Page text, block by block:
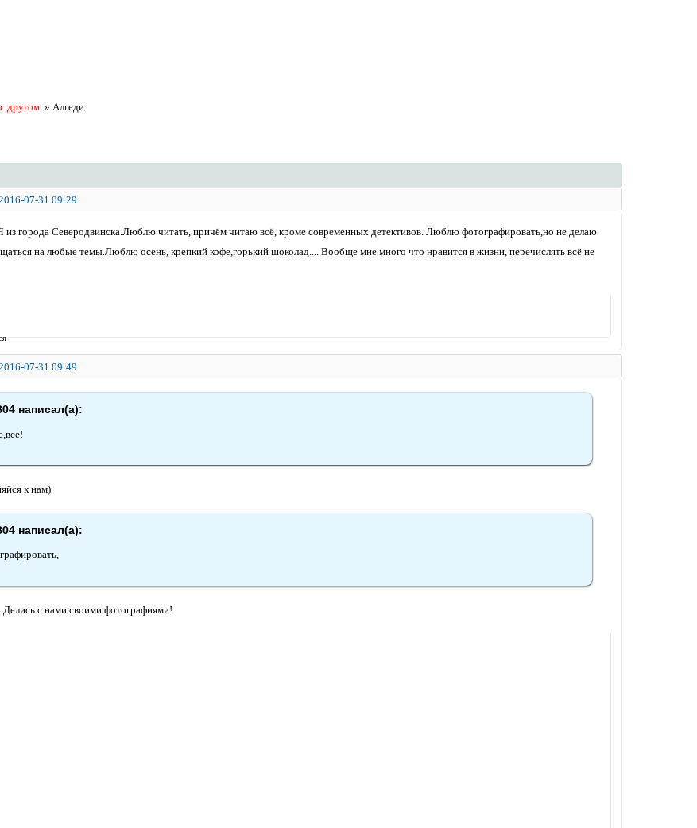
другом » Алгеди.
07-31 09:29
из города Северодвинска.Люблю читать, причём читаю всё, кроме современных детективов. Люблю фотографировать,но не делаю
на любые темы.Люблю осень, крепкий кофе,горький шоколад.... Вообще мне много что нравится в жизни, перечислять всё не
07-31 09:49
написал(а):
к нам)
написал(а):
Делись с нами своими фотографиями!